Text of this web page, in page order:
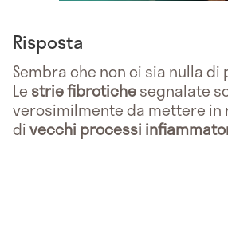
Risposta
Sembra che non ci sia nulla
Le strie fibrotichesegnalate
verosimilmente da mettere
divecchi processi